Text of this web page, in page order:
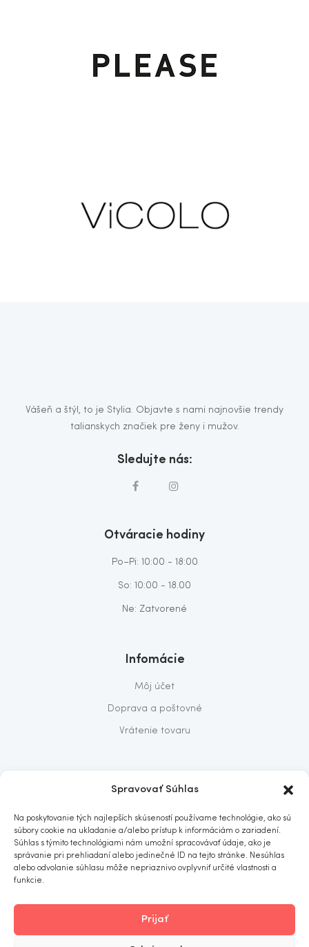
Spravovať Súhlas
Na poskytovanie tých najlepších skúseností používame technológie, ako sú
súbory cookie na ukladanie a/alebo prístup k informáciám o zariadení.
Súhlas s týmito technológiami nám umožní spracovávať údaje, ako je
správanie pri prehliadaní alebo jedinečné ID na tejto stránke. Nesúhlas
alebo odvolanie súhlasu môže nepriaznivo ovplyvniť určité vlastnosti a
funkcie.
Prijať
Vášeň a štýl, to je Stylia. Objavte s nami najnovšie trendy
talianskych značiek pre ženy i mužov.
Sledujte nás:
Otváracie hodiny
Po–Pi: 10:00 - 18:00
So: 10:00 - 18.00
Ne: Zatvorené
Infomácie
Môj účet
Doprava a poštovné
Vrátenie tovaru
Predajňa
Kontakt
ITOMNIA . All rights reserved.